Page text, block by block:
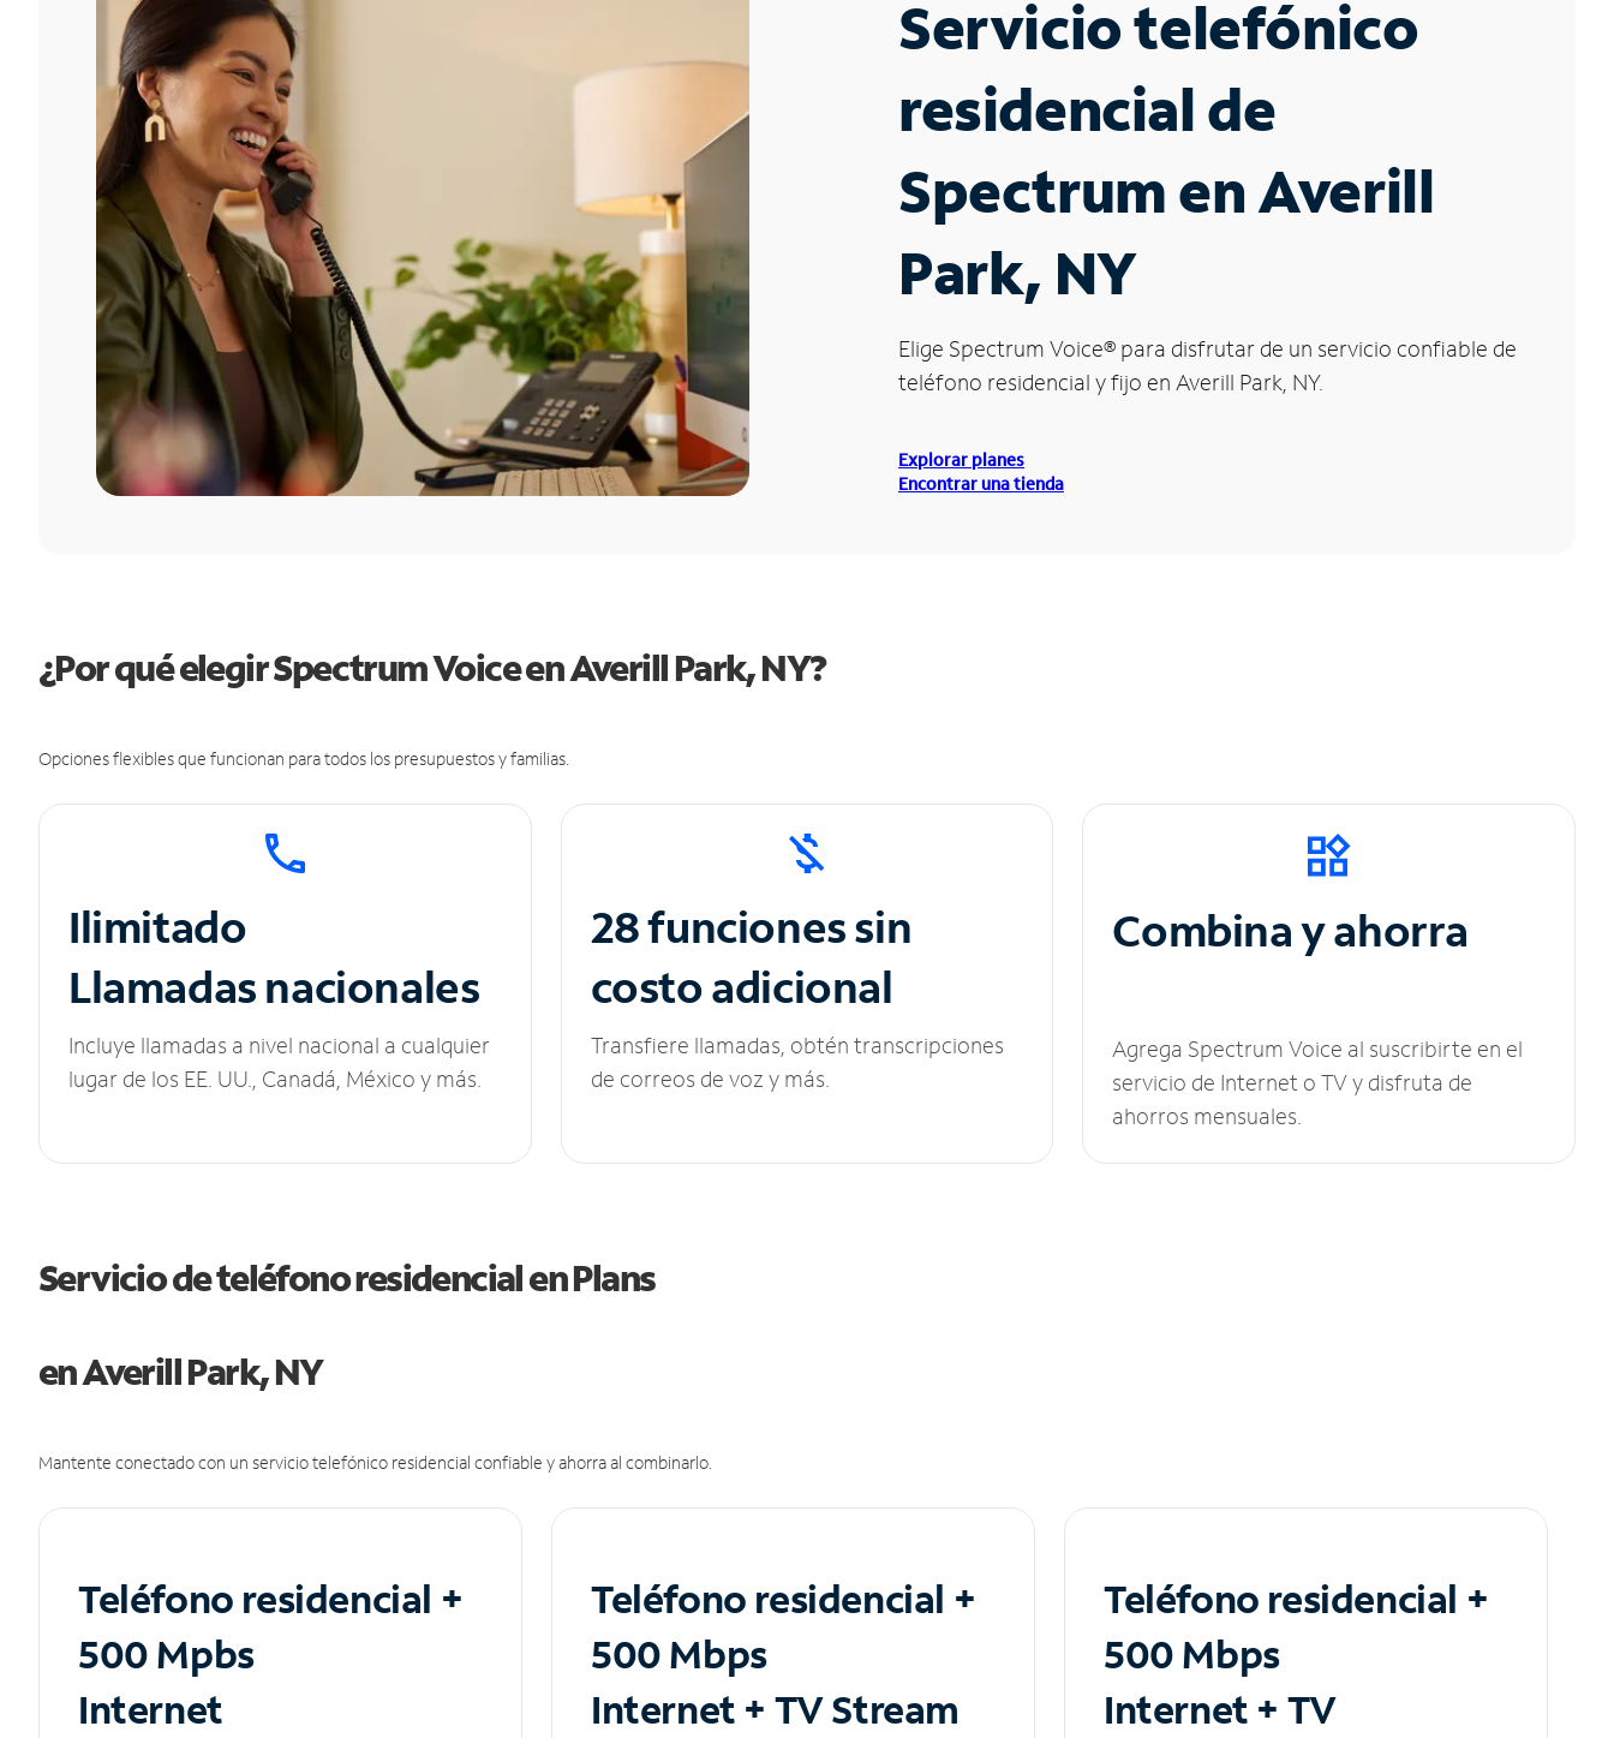
Servicio telefónico
residencial de
Spectrum en Averill
Park, NY
Elige Spectrum Voice® para disfrutar de un servicio confiable de
teléfono residencial y fijo en Averill Park, NY.
Explorar planes
Encontrar una tienda
¿Por qué elegir Spectrum Voice en Averill Park, NY?
Opciones flexibles que funcionan para todos los presupuestos y familias.
Ilimitado
Llamadas nacionales
Incluye llamadas a nivel nacional a cualquier
lugar de los EE. UU., Canadá, México y más.
28 funciones sin
costo adicional
Transfiere llamadas, obtén transcripciones
de correos de voz y más.
Combina y ahorra
Agrega Spectrum Voice al suscribirte en el
servicio de Internet o TV y disfruta de
ahorros mensuales.
Servicio de teléfono residencial en Plans
en Averill Park, NY
Mantente conectado con un servicio telefónico residencial confiable y ahorra al combinarlo.
Teléfono residencial +
500 Mpbs
Internet
Teléfono residencial +
500 Mbps
Internet + TV Stream
Teléfono residencial +
500 Mbps
Internet + TV